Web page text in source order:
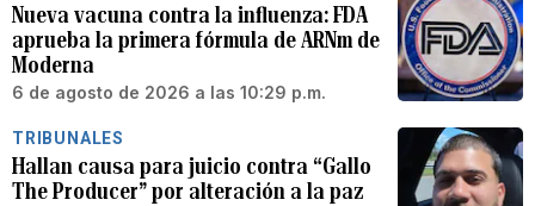
Nueva vacuna contra la influenza: FDA
aprueba la primera fórmula de ARNm de
Moderna
6 de agosto de 2026 a las 10:29 p.m.
TRIBUNALES
Hallan causa para juicio contra “Gallo
The Producer” por alteración a la paz